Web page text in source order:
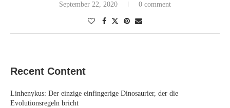
September 22, 2020 0 comment
Recent Content
Linhenykus: Der einzige einfingerige Dinosaurier, der die
Evolutionsregeln bricht